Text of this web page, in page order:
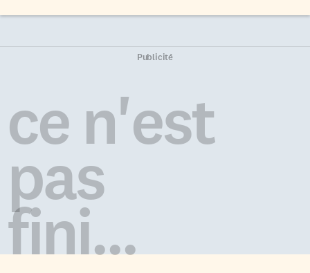
Publicité
ce n'est
pas
fini...